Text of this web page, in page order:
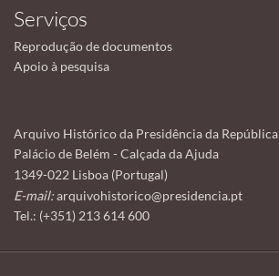
Serviços
Reprodução de documentos
Apoio à pesquisa
Arquivo Histórico da Presidência da República
Palácio de Belém - Calçada da Ajuda
1349-022 Lisboa (Portugal)
E-mail:arquivohistorico@presidencia.pt
Tel.: (+351) 213 614 600